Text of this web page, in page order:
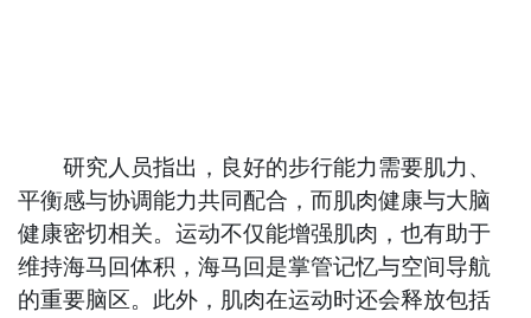
研究人员指出，良好的步行能力需要肌力、
平衡感与协调能力共同配合，而肌肉健康与大脑
健康密切相关。运动不仅能增强肌肉，也有助于
维持海马回体积，海马回是掌管记忆与空间导航
的重要脑区。此外，肌肉在运动时还会释放包括